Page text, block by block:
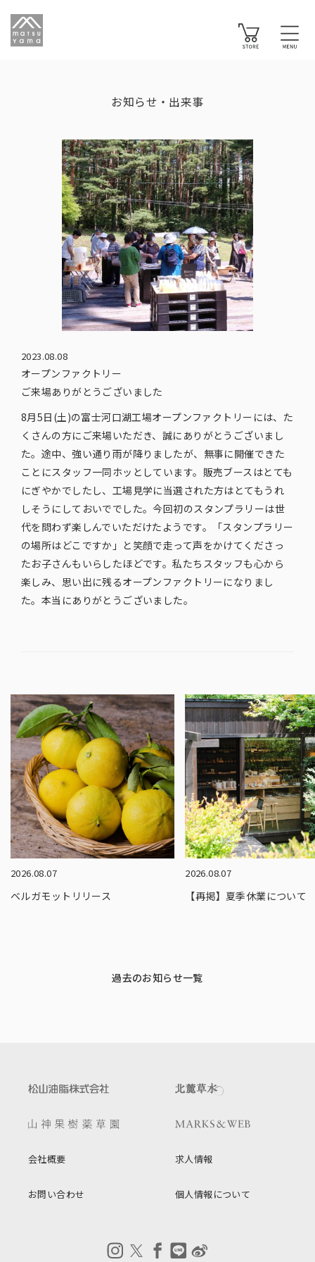
お知らせ・出来事
2023.08.08
オープンファクトリー
ご来場ありがとうございました
8月5日(土)の富士河口湖工場オープンファクトリーには、た
くさんの方にご来場いただき、誠にありがとうございまし
た。途中、強い通り雨が降りましたが、無事に開催できた
ことにスタッフ一同ホッとしています。販売ブースはとても
にぎやかでしたし、工場見学に当選された方はとてもうれ
しそうにしておいででした。今回初のスタンプラリーは世
代を問わず楽しんでいただけたようです。「スタンプラリー
の場所はどこですか」と笑顔で走って声をかけてくださっ
たお子さんもいらしたほどです。私たちスタッフも心から
楽しみ、思い出に残るオープンファクトリーになりまし
た。本当にありがとうございました。
2026.08.07
ベルガモットリリース
2026.08.07
【再掲】夏季休業について
過去のお知らせ一覧
会社概要 求人情報
お問い合わせ 個人情報について